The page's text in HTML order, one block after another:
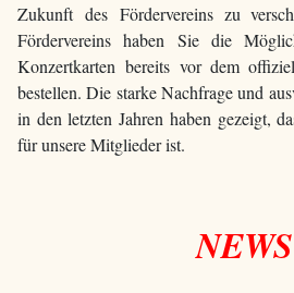
Zukunft des Fördervereins zu
Fördervereins haben Sie die
Konzertkarten bereits vor dem
bestellen. Die starke Nachfrage und
in den letzten Jahren haben gezeigt,
für unsere Mitglieder ist.
NEWS